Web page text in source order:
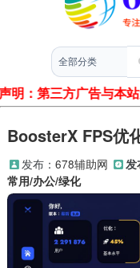
明：第三方广告与本
BoosterX FPS优
发布： 678辅助网 发
常用/办公/绿化